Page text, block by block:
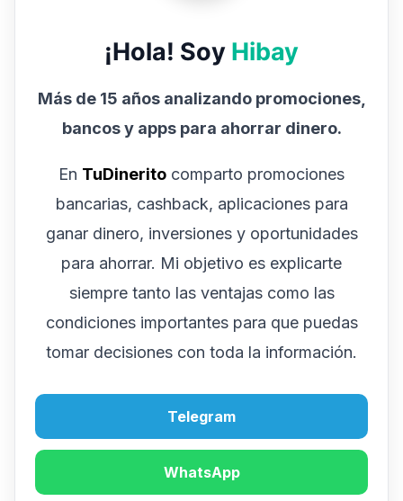
¡Hola! Soy Hibay
Más de 15 años analizando promociones,
bancos y apps para ahorrar dinero.
En TuDinerito comparto promociones
bancarias, cashback, aplicaciones para
ganar dinero, inversiones y oportunidades
para ahorrar. Mi objetivo es explicarte
siempre tanto las ventajas como las
condiciones importantes para que puedas
tomar decisiones con toda la información.
Telegram
WhatsApp